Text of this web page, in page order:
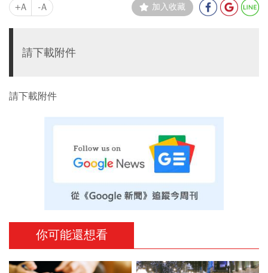
+A -A 加入收藏
請下載附件
請下載附件
你可能還想看